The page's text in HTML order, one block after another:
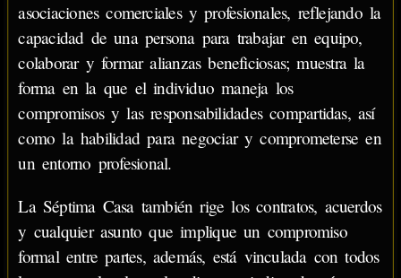
asociaciones comerciales y profesionales, reflejando la
capacidad de una persona para trabajar en equipo,
colaborar y formar alianzas beneficiosas; muestra la
forma en la que el individuo maneja los
compromisos y las responsabilidades compartidas, así
como la habilidad para negociar y comprometerse en
un entorno profesional.
La Séptima Casa también rige los contratos, acuerdos
y cualquier asunto que implique un compromiso
formal entre partes, además, está vinculada con todos